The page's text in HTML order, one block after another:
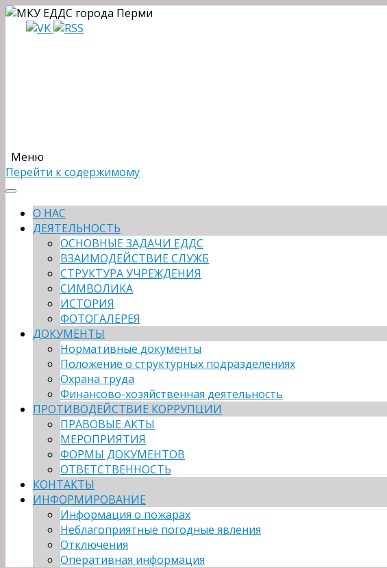
Меню
Перейти к содержимому
О НАС
ДЕЯТЕЛЬНОСТЬ
ОСНОВНЫЕ ЗАДАЧИ ЕДДС
ВЗАИМОДЕЙСТВИЕ СЛУЖБ
СТРУКТУРА УЧРЕЖДЕНИЯ
СИМВОЛИКА
ИСТОРИЯ
ФОТОГАЛЕРЕЯ
ДОКУМЕНТЫ
Нормативные документы
Положение о структурных подразделениях
Охрана труда
Финансово-хозяйственная деятельность
ПРОТИВОДЕЙСТВИЕ КОРРУПЦИИ
ПРАВОВЫЕ АКТЫ
МЕРОПРИЯТИЯ
ФОРМЫ ДОКУМЕНТОВ
ОТВЕТСТВЕННОСТЬ
КОНТАКТЫ
ИНФОРМИРОВАНИЕ
Информация о пожарах
Неблагоприятные погодные явления
Отключения
Оперативная информация